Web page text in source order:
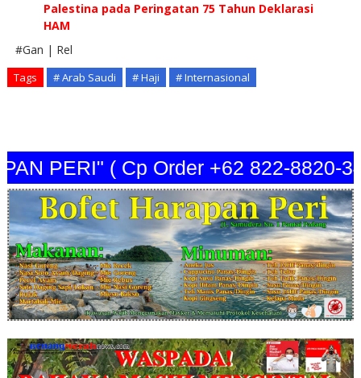
Palestina pada Peringatan 75 Tahun Deklarasi
HAM
#Gan | Rel
Tags # Arab Saudi # Haji # Internasional
PERI" ( Cp Order +62 822-8820-